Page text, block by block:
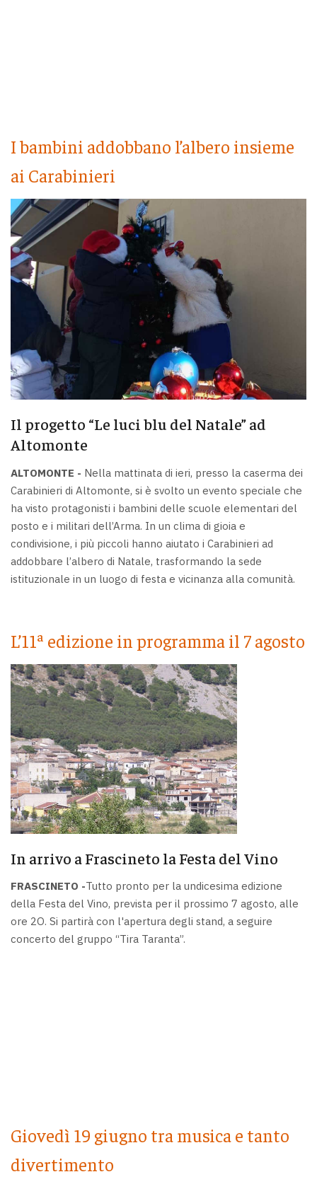
I bambini addobbano l’albero insieme
ai Carabinieri
Il progetto “Le luci blu del Natale” ad
Altomonte
ALTOMONTE - Nella mattinata di ieri, presso la caserma dei
Carabinieri di Altomonte, si è svolto un evento speciale che
ha visto protagonisti i bambini delle scuole elementari del
posto e i militari dell’Arma. In un clima di gioia e
condivisione, i più piccoli hanno aiutato i Carabinieri ad
addobbare l’albero di Natale, trasformando la sede
istituzionale in un luogo di festa e vicinanza alla comunità.
L’11ª edizione in programma il 7 agosto
In arrivo a Frascineto la Festa del Vino
FRASCINETO -Tutto pronto per la undicesima edizione
della Festa del Vino, prevista per il prossimo 7 agosto, alle
ore 2O. Si partirà con l'apertura degli stand, a seguire
concerto del gruppo “Tira Taranta”.
Giovedì 19 giugno tra musica e tanto
divertimento